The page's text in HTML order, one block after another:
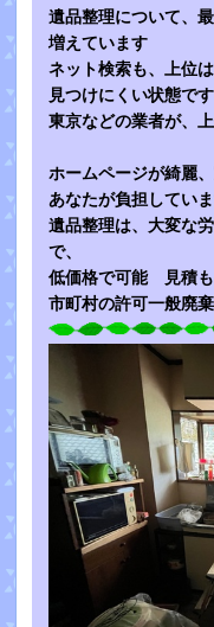
遺品整理について、
増えています
ネット検索も、上位
見つけにくい状態で
東京などの業者が、
ホームページが綺麗
あなたが負担していま
遺品整理は、大変な
で、
低価格で可能 見積も
市町村の許可一般廃